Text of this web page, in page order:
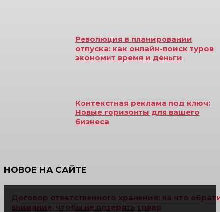
Революция в планировании
отпуска: как онлайн-поиск туров
экономит время и деньги
Контекстная реклама под ключ:
Новые горизонты для вашего
бизнеса
НОВОЕ НА САЙТЕ
Договор ответственного хранения: на что
внимание, чтобы не потерять товар